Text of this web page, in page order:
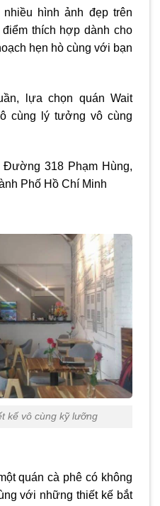
hình ảnh đẹp trên
thích hợp dành cho
hẹn hò cùng với bạn
lựa chọn quán Wait
cùng lý tưởng vô cùng
318 Phạm Hùng,
Phố Hồ Chí Minh
kế vô cùng kỹ lưỡng
quán cà phê có không
với những thiết kế bắt